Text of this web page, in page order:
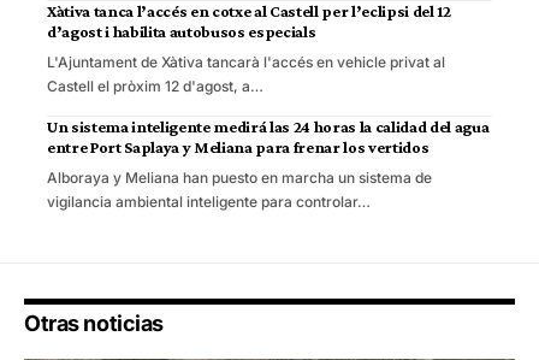
Xàtiva tanca l’accés en cotxe al Castell per l’eclipsi del 12
d’agost i habilita autobusos especials
L'Ajuntament de Xàtiva tancarà l'accés en vehicle privat al
Castell el pròxim 12 d'agost, a…
Un sistema inteligente medirá las 24 horas la calidad del agua
entre Port Saplaya y Meliana para frenar los vertidos
Alboraya y Meliana han puesto en marcha un sistema de
vigilancia ambiental inteligente para controlar…
Otras noticias